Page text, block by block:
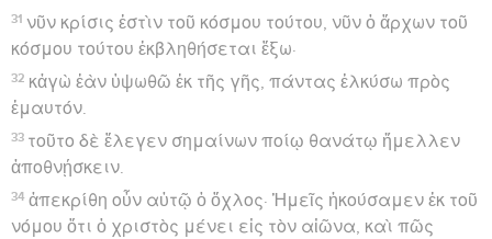
31 νῦν κρίσις ἐστὶν τοῦ κόσμου τούτου, νῦν ὁ ἄρχων τοῦ
κόσμου τούτου ἐκβληθήσεται ἔξω·
32 κἀγὼ ἐὰν ὑψωθῶ ἐκ τῆς γῆς, πάντας ἑλκύσω πρὸς
ἐμαυτόν.
33 τοῦτο δὲ ἔλεγεν σημαίνων ποίῳ θανάτῳ ἤμελλεν
ἀποθνῄσκειν.
34 ἀπεκρίθη οὖν αὐτῷ ὁ ὄχλος· Ἡμεῖς ἠκούσαμεν ἐκ τοῦ
νόμου ὅτι ὁ χριστὸς μένει εἰς τὸν αἰῶνα, καὶ πῶς